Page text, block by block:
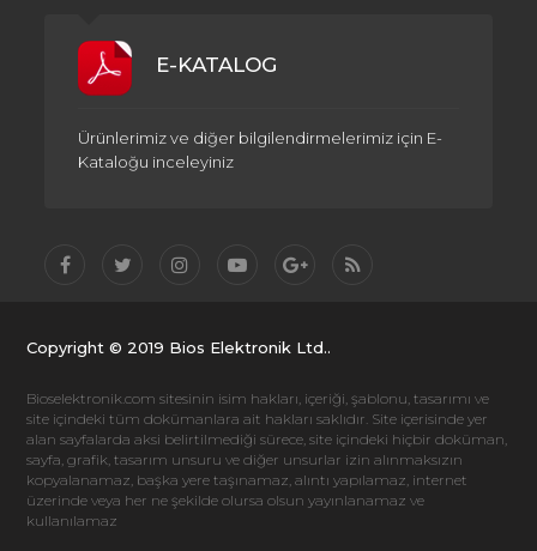
E-KATALOG
Ürünlerimiz ve diğer bilgilendirmelerimiz için E-
Kataloğu inceleyiniz
Copyright © 2019 Bios Elektronik Ltd..
Bioselektronik.com sitesinin isim hakları, içeriği, şablonu, tasarımı ve
site içindeki tüm dokümanlara ait hakları saklıdır. Site içerisinde yer
alan sayfalarda aksi belirtilmediği sürece, site içindeki hiçbir doküman,
sayfa, grafik, tasarım unsuru ve diğer unsurlar izin alınmaksızın
kopyalanamaz, başka yere taşınamaz, alıntı yapılamaz, internet
üzerinde veya her ne şekilde olursa olsun yayınlanamaz ve
kullanılamaz